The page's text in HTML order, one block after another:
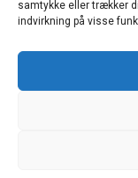
samtykke eller trækker
indvirkning på visse
Vi tager ansvar for